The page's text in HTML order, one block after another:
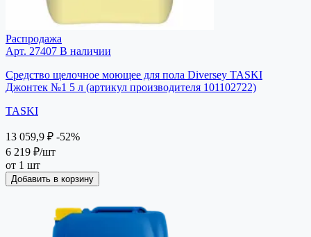
Распродажа
Арт. 27407 В наличии
Средство щелочное моющее для пола Diversey TASKI
Джонтек №1 5 л (артикул производителя 101102722)
TASKI
13 059,9 ₽ -52%
6 219 ₽/шт
от 1 шт
Добавить в корзину